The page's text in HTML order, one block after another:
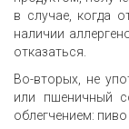
в случае, когда
наличии
отказаться.
Во-вторых, не
или пшеничный
облегчением: